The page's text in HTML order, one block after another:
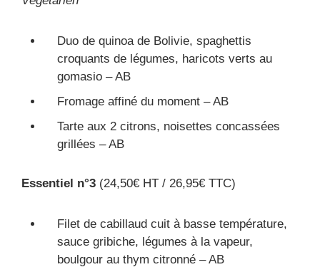
Duo de quinoa de Bolivie, spaghettis
croquants de légumes, haricots verts au
gomasio – AB
Fromage affiné du moment – AB
Tarte aux 2 citrons, noisettes concassées
grillées – AB
Essentiel n°3 (24,50€ HT / 26,95€ TTC)
Filet de cabillaud cuit à basse température,
sauce gribiche, légumes à la vapeur,
boulgour au thym citronné – AB